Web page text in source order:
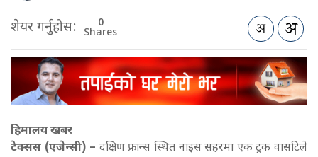
शेयर गर्नुहोस: 0
Shares
हिमालय खबर
टेक्सस (एजेन्सी) – दक्षिण फ्रान्स स्थित नाइस सहरमा एक ट्रक वासटिले